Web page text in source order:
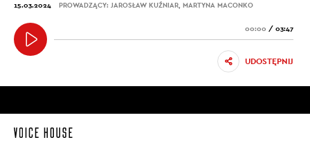
15.03.2024 PROWADZĄCY: JAROSŁAW KUŹNIAR, MARTYNA MACONKO
00:00 / 03:47
UDOSTĘPNIJ